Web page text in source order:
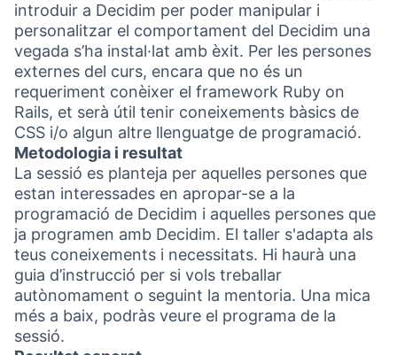
introduir a Decidim per poder manipular i
personalitzar el comportament del Decidim una
vegada s’ha instal·lat amb èxit. Per les persones
externes del curs, encara que no és un
requeriment conèixer el framework Ruby on
Rails, et serà útil tenir coneixements bàsics de
CSS i/o algun altre llenguatge de programació.
Metodologia i resultat
La sessió es planteja per aquelles persones que
estan interessades en apropar-se a la
programació de Decidim i aquelles persones que
ja programen amb Decidim. El taller s'adapta als
teus coneixements i necessitats. Hi haurà una
guia d’instrucció per si vols treballar
autònomament o seguint la mentoria. Una mica
més a baix, podràs veure el programa de la
sessió.